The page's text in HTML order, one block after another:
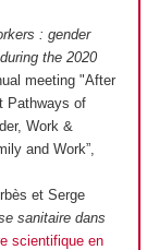
: gender
the 2020
meeting "After
Pathways of
Work &
and Work”,
et Serge
sanitaire dans
scientifique en